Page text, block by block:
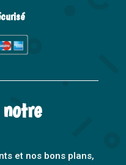
et nos bons plans,